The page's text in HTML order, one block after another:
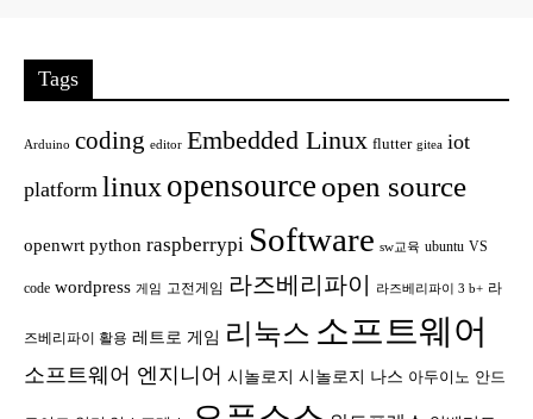
Tags
Arduino coding editor Embedded Linux flutter gitea iot
platform linux opensource open source
openwrt python raspberrypi Software sw교육 ubuntu VS
code wordpress 게임 고전게임 라즈베리파이 라즈베리파이 3 b+ 라
즈베리파이 활용 레트로 게임 리눅스 소프트웨어
소프트웨어 엔지니어 시놀로지 시놀로지 나스 아두이노 안드